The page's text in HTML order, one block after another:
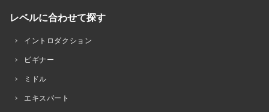
レベルに合わせて探す
イントロダクション
ビギナー
ミドル
エキスパート